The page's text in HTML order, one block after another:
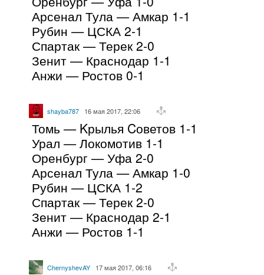
Арсенал Тула — Амкар 1-1
Рубин — ЦСКА 2-1
Спартак — Терек 2-0
Зенит — Краснодар 1-1
Анжи — Ростов 0-1
shayba787 16 мая 2017, 22:06
Томь — Kрылья Cоветов 1-1
Урал — Локомотив 1-1
Оренбург — Уфа 2-0
Арсенал Тула — Амкар 1-0
Рубин — ЦСКА 1-2
Спартак — Терек 2-0
Зенит — Краснодар 2-1
Анжи — Ростов 1-1
ChernyshevAY 17 мая 2017, 06:16